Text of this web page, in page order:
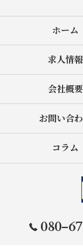
080-
ホーム
求人情報
会社概要
お問い合
コラム
© 2026 岐阜の運